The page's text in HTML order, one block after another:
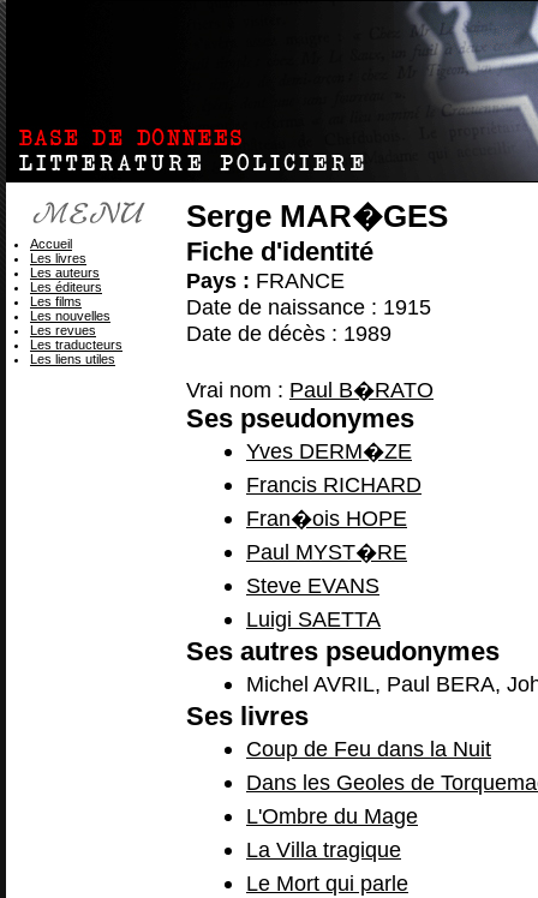
Serge MAR�GES
Fiche d'identité
Pays : FRANCE
Date de naissance : 1915
Date de décès : 1989
Vrai nom : Paul B�RATO
Ses pseudonymes
Yves DERM�ZE
Francis RICHARD
Fran�ois HOPE
Paul MYST�RE
Steve EVANS
Luigi SAETTA
Ses autres pseudonymes
Michel AVRIL, Paul BERA,
Ses livres
Coup de Feu dans la Nuit
Dans les Geoles de
L'Ombre du Mage
La Villa tragique
Le Mort qui parle
Accueil
Les livres
Les auteurs
Les éditeurs
Les films
Les nouvelles
Les revues
Les traducteurs
Les liens utiles